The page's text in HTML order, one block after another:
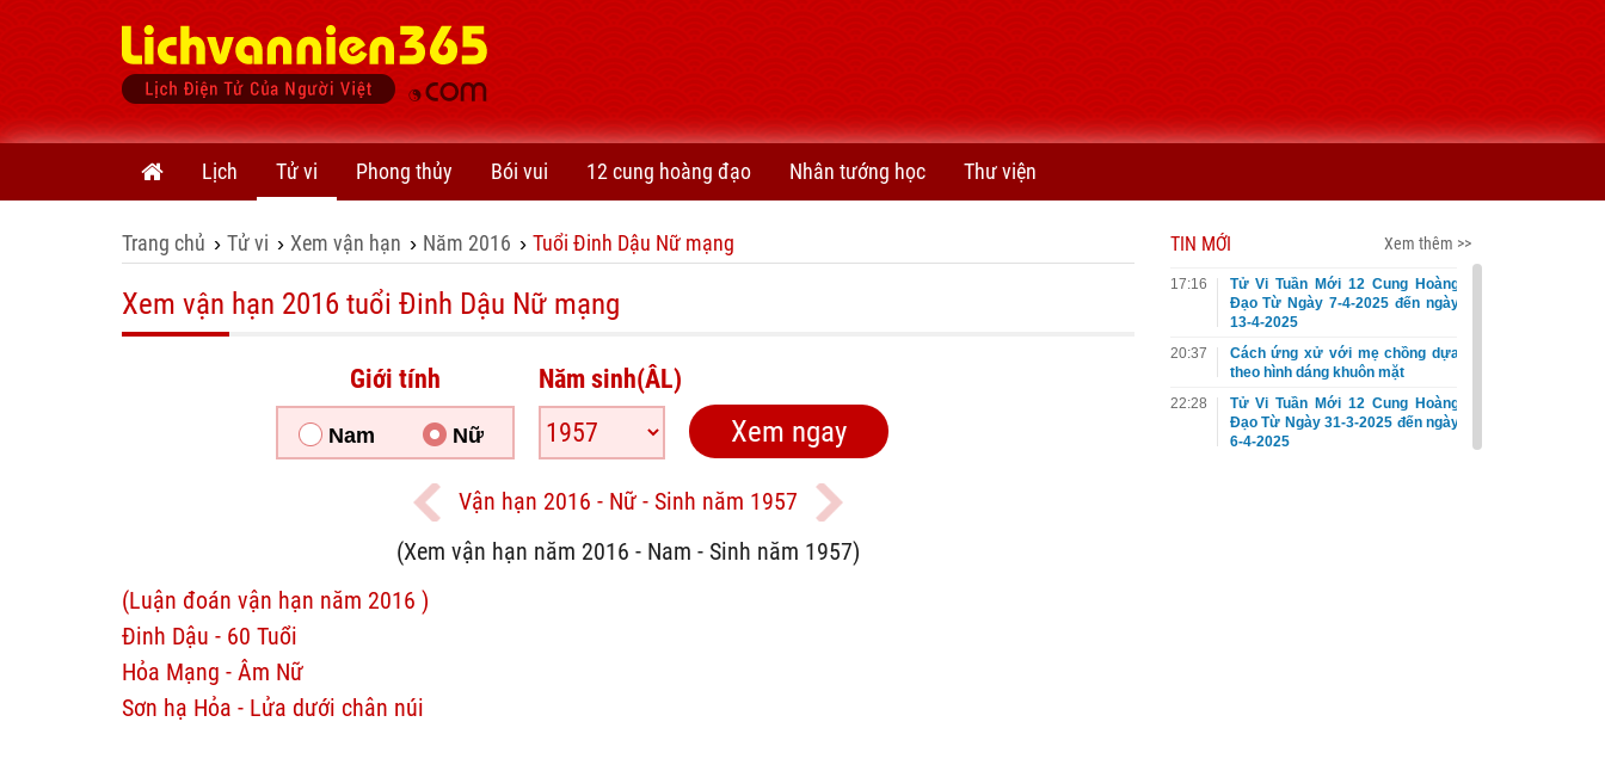
Lịch Tử vi Phong thủy Bói vui 12 cung hoàng đạo Nhân tướng học Thư viện
Trang chủ › Tử vi › Xem vận hạn › Năm 2016 › Tuổi Đinh Dậu Nữ mạng
Xem vận hạn 2016 tuổi Đinh Dậu Nữ mạng
Giới tính
Nam Nữ
Năm sinh(ÂL)
Vận hạn 2016 - Nữ - Sinh năm 1957
(Xem vận hạn năm 2016 - Nam - Sinh năm 1957)
(Luận đoán vận hạn năm 2016 )
Đinh Dậu - 60 Tuổi
Hỏa Mạng - Âm Nữ
Sơn hạ Hỏa - Lửa dưới chân núi
TIN MỚI Xem thêm >>
17:16
Tử Vi Tuần Mới 12 Cung Hoàng
Đạo Từ Ngày 7-4-2025 đến ngày
13-4-2025
20:37
Cách ứng xử với mẹ chồng dựa
theo hình dáng khuôn mặt
22:28
Tử Vi Tuần Mới 12 Cung Hoàng
Đạo Từ Ngày 31-3-2025 đến ngày
6-4-2025